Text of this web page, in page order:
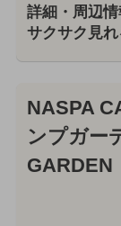
詳細・周辺
サクサク見れ
NASPA
ンプガー
GARDEN